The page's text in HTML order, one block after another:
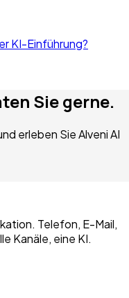
KI-Einführung?
Sie gerne.
erleben Sie Alveni AI
Telefon, E-Mail,
Kanäle, eine KI.